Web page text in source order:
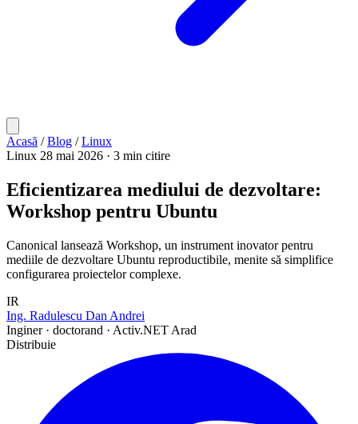
Acasă / Blog / Linux
Linux 28 mai 2026 · 3 min citire
Eficientizarea mediului de dezvoltare:
Workshop pentru Ubuntu
Canonical lansează Workshop, un instrument inovator pentru
mediile de dezvoltare Ubuntu reproductibile, menite să simplifice
configurarea proiectelor complexe.
IR
Ing. Radulescu Dan Andrei
Inginer · doctorand · Activ.NET Arad
Distribuie